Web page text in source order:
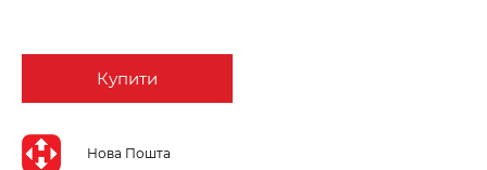
Купити
Нова Пошта